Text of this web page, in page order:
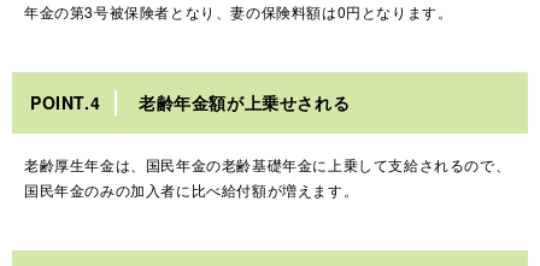
年金の第3号被保険者となり、妻の保険料額は0円となります。
POINT.4 老齢年金額が上乗せされる
老齢厚生年金は、国民年金の老齢基礎年金に上乗して支給されるので、
国民年金のみの加入者に比べ給付額が増えます。